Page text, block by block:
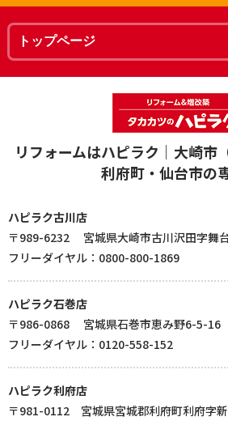
リフォームはハピラク｜大崎市
利府町・仙台市の
ハピラク古川店
〒989-6232 宮城県大崎市古川沢田字舞
フリーダイヤル：0800-800-1869
ハピラク石巻店
〒986-0868 宮城県石巻市恵み野6-5-16
フリーダイヤル：0120-558-152
ハピラク利府店
〒981-0112 宮城県宮城郡利府町利府字